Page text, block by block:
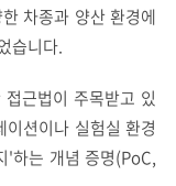
차종과 양산 환경에
습니다.
근법이 주목받고 있
션이나 실험실 환경
'하는 개념 증명(PoC,